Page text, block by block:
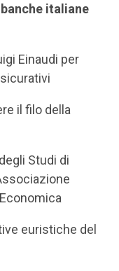
italiane
Einaudi per
il filo della
Studi di
euristiche del